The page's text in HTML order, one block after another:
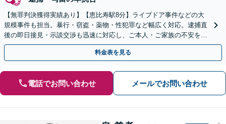
【無罪判決獲得実績あり】【恵比寿駅8分】ライブドア事件などの大
規模事件も担当。暴行・窃盗・薬物・性犯罪など幅広く対応。逮捕直
後の即日接見・示談交渉も迅速に対応し、ご本人・ご家族の不安を最
小限に抑えます。【初回相談可能】【WEB面談可能】
料金表を見る
電話でお問い合わせ メールでお問い合わせ